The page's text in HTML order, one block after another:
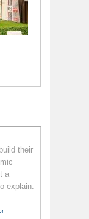
their
a
explain.